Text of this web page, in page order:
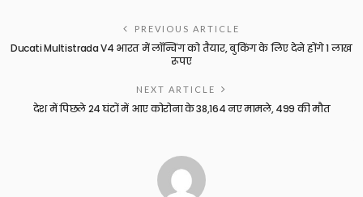
PREVIOUS ARTICLE
Ducati Multistrada V4 भारत में लॉन्चिंग को तैयार, बुकिंग के लिए देने होंगे 1 लाख
रूपए
NEXT ARTICLE
देश में पिछले 24 घंटों में आए कोरोना के 38,164 नए मामले, 499 की मौत